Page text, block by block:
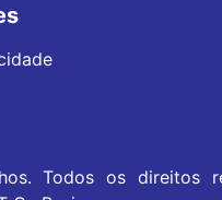
Todos os direitos